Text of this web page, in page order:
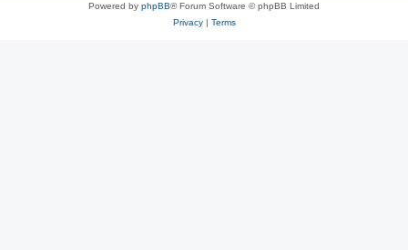
Powered by phpBB® Forum Software © phpBB Limited
Privacy| Terms